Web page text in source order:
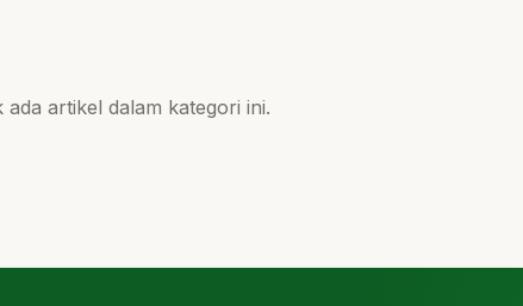
ada artikel dalam kategori ini.